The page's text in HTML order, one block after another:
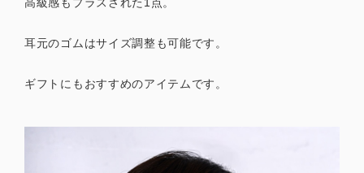
耳元のゴムはサイズ調整も可能です。
ギフトにもおすすめのアイテムです。